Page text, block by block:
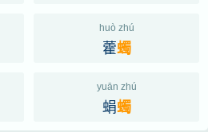
huò zhú
藿蠋
yuān zhú
蜎蠋